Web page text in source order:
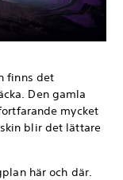
finns det
Den gamla
mycket
blir det lättare
här och där.